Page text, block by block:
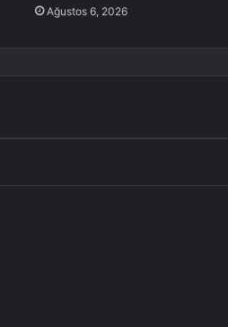
Ağustos 6, 2026